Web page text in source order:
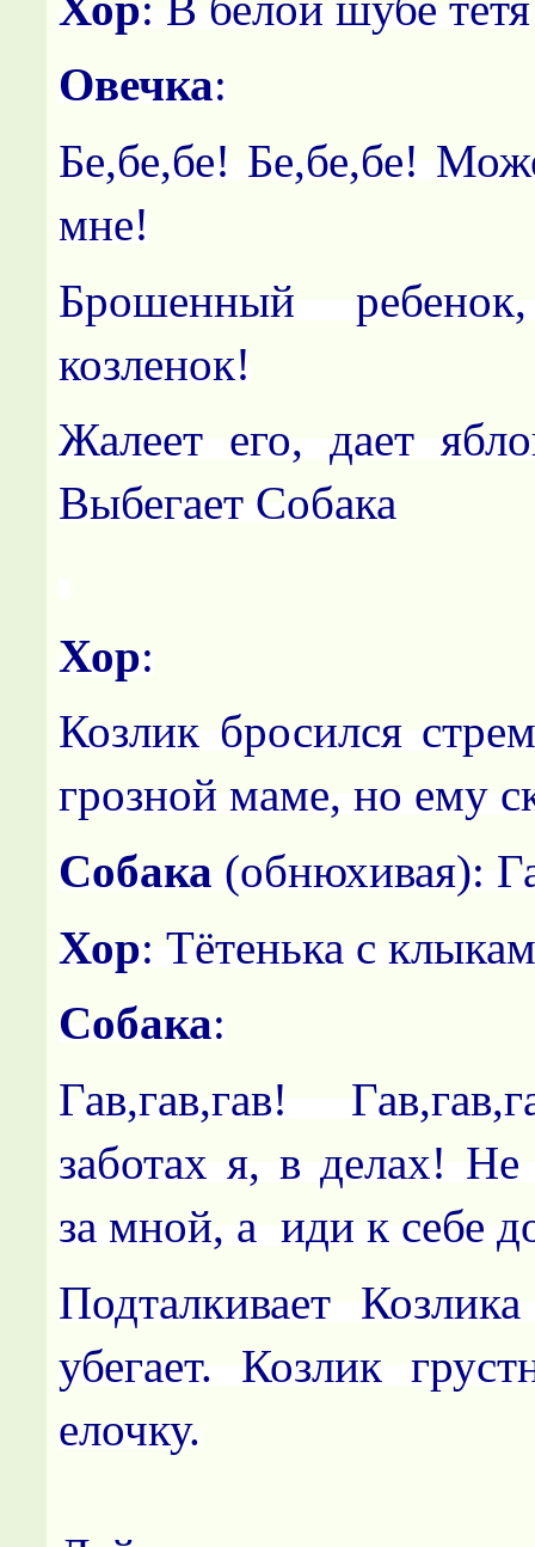
Овечка:
Бе,бе,бе! Бе,бе,бе!
мне!
Брошенный
козленок!
Жалеет его, дает
Выбегает Собака
Хор:
Козлик бросился
грозной маме, но ему
Coбака (обнюхивая):
Хор: Тётенька с
Coбака:
Гав,гав,гав!
заботах я, в делах!
за мной, а иди к себе
Подталкивает
убегает. Козлик
елочку.